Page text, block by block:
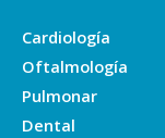
Cardiología
Oftalmología
Pulmonar
Dental